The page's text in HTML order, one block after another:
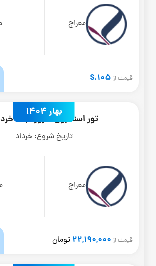
معراج
قیمت از 105.$
بهار 1404
تور استانبول 6 روزه (20 خرداد)
تاریخ شروع: خرداد
معراج
قیمت از 22,190,000 تومان